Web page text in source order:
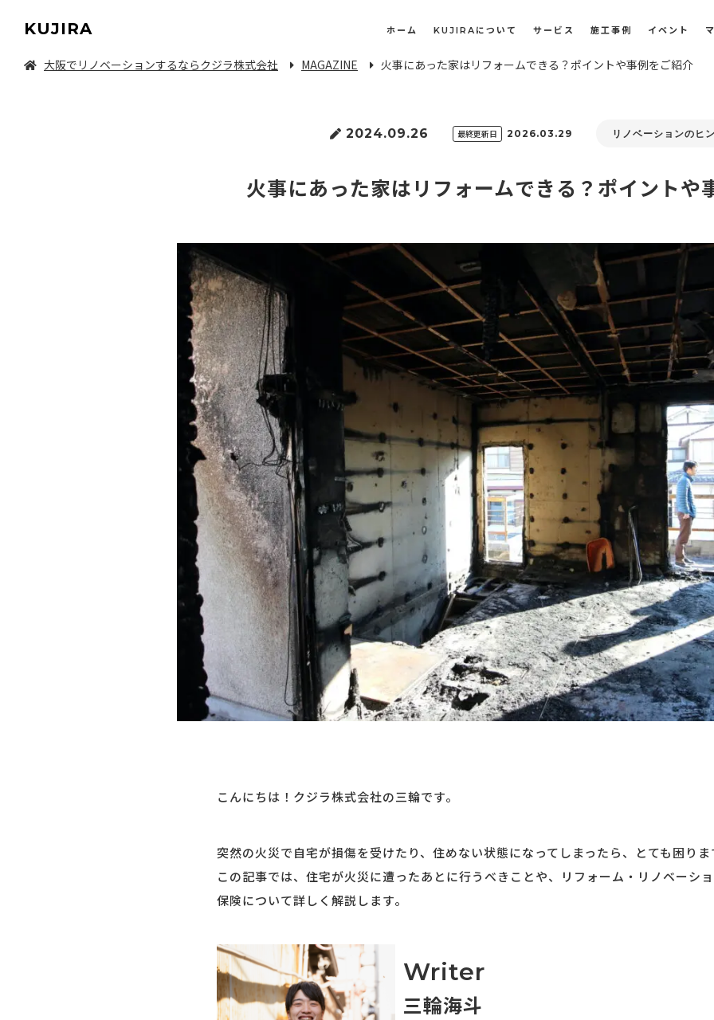
KUJIRA ホーム KUJIRAについて サービス 施工事例 イベント
大阪でリノベーションするならクジラ株式会社 MAGAZINE 火事にあった家はリフォームできる？ポイントや事例をご紹介
2024.09.26 最終更新日 2026.03.29 リノベーションのヒ
火事にあった家はリフォームできる？ポイントや
こんにちは！クジラ株式会社の三輪です。
突然の火災で自宅が損傷を受けたり、住めない状態になってしまったら、とても困り
この記事では、住宅が火災に遭ったあとに行うべきことや、リフォーム・リノベーシ
保険について詳しく解説します。
Writer
三輪海斗